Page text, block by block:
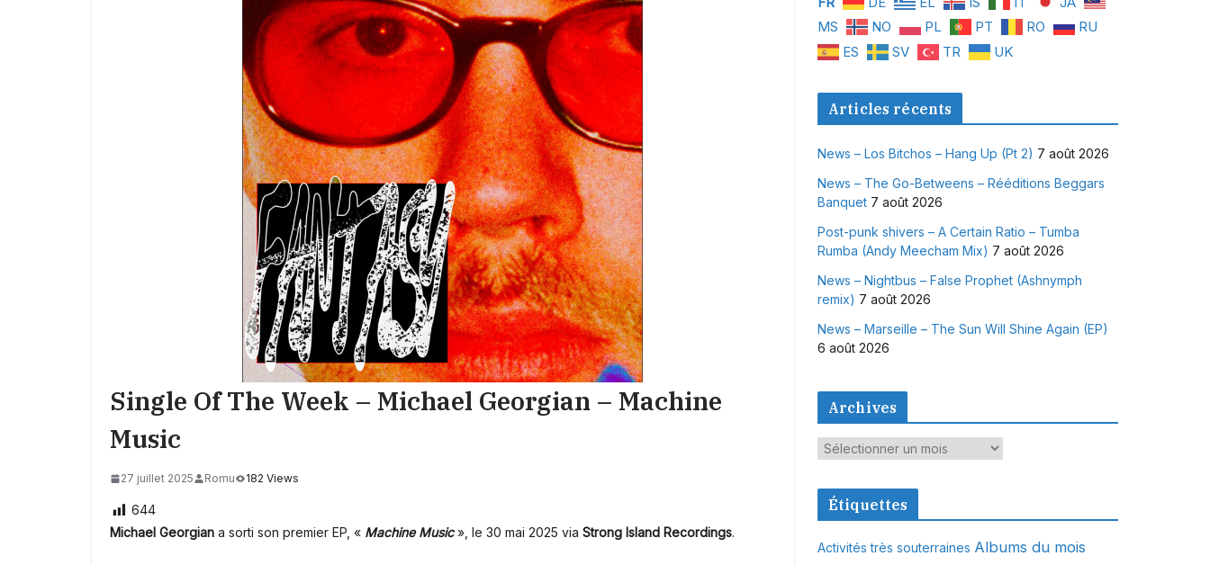
Single Of The Week – Michael Georgian – Machine
Music
27 juillet 2025 Romu 182 Views
644
Michael Georgian a sorti son premier EP, « Machine Music», le 30 mai 2025 via Strong Island Recordings.
MS
NO PL PT RO
RU
ES
SV TR UK
Articles récents
News – Los Bitchos – Hang Up (Pt 2) 7 août 2026
News – The Go-Betweens – Rééditions Beggars
Banquet 7 août 2026
Post-punk shivers – A Certain Ratio – Tumba
Rumba (Andy Meecham Mix) 7 août 2026
News – Nightbus – False Prophet (Ashnymph
remix) 7 août 2026
News – Marseille – The Sun Will Shine Again (EP)
6 août 2026
Archives
A
c
Étiquettes
Activités très souterraines Albums du mois